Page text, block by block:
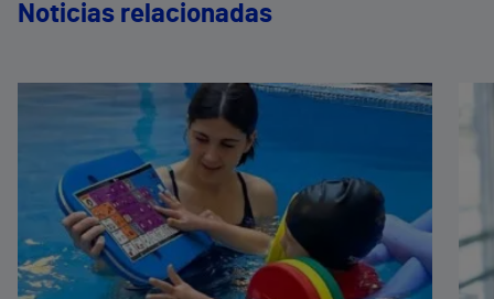
Noticias relacionadas